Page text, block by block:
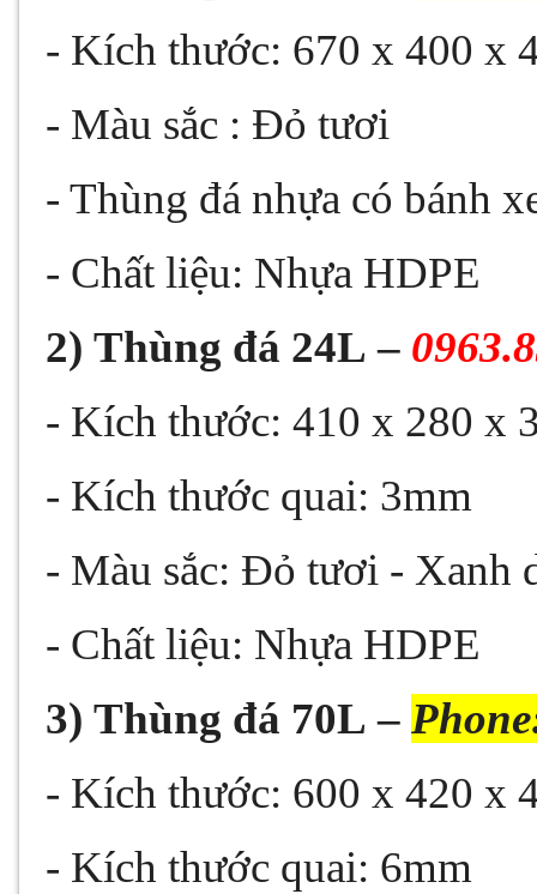
- Kích thước: 670 x 400 x
- Màu sắc : Đỏ tươi
- Thùng đá nhựa có bánh
- Chất liệu: Nhựa HDPE
2)Thùng đá 24L –
- Kích thước: 410 x 280 x
- Kích thước quai: 3mm
- Màu sắc: Đỏ tươi - Xanh
- Chất liệu: Nhựa HDPE
3)Thùng đá 70L –
- Kích thước: 600 x 420 x
- Kích thước quai: 6mm